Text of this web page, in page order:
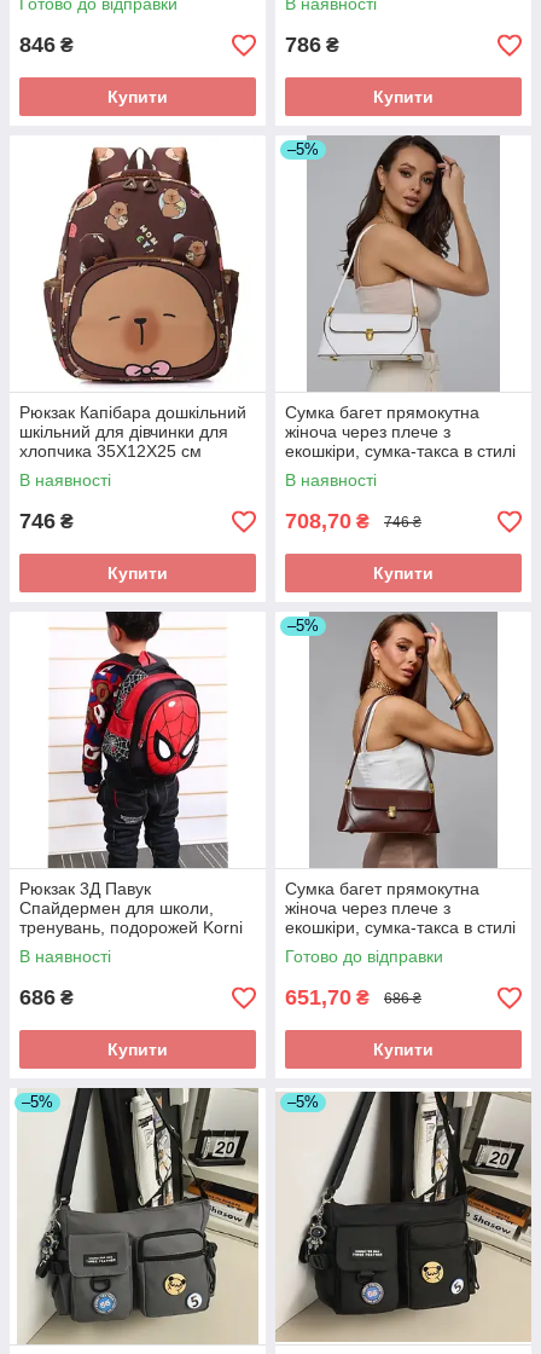
846 ₴
Купити
786 ₴
Купити
Рюкзак Капібара дошкільний
шкільний для дівчинки для
хлопчика 35X12X25 см
коричневий
В наявності
746 ₴
Купити
–5%
Сумка багет прямокутна
жіноча через плече з
екошкіри, сумка-такса в стилі
old money 28x9x12 см, біла
В наявності
708,70 ₴ 746 ₴
Купити
Рюкзак 3Д Павук
Спайдермен для школи,
тренувань, подорожей Korni
шкільна сумка для хлопчиків
В наявності
686 ₴
Купити
–5%
Сумка багет прямокутна
жіноча через плече з
екошкіри, сумка-такса в стилі
old money 28x9x12 см,
коричнева
Готово до відправки
651,70 ₴ 686 ₴
Купити
–5% –5%